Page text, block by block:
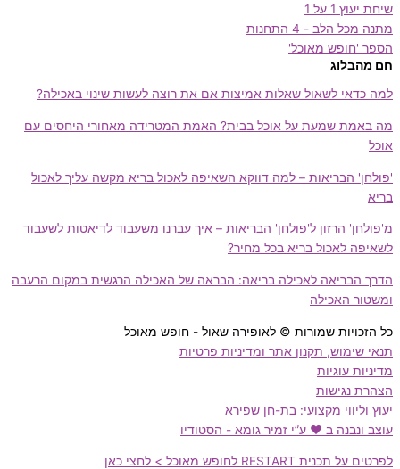
שיחת יעוץ 1 על 1
מתנה מכל הלב - 4 התחנות
הספר 'חופש מאוכל'
חם מהבלוג
למה כדאי לשאול שאלות אמיצות אם את רוצה לעשות שינוי באכילה?
מה באמת שמעת על אוכל בבית? האמת המטרידה מאחורי היחסים עם
אוכל
'פולחן' הבריאות – למה דווקא השאיפה לאכול בריא מקשה עליך לאכול
בריא
מ'פולחן' הרזון ל'פולחן' הבריאות – איך עברנו משעבוד לדיאטות לשעבוד
לשאיפה לאכול בריא בכל מחיר?
הדרך הבריאה לאכילה בריאה: הבראה של האכילה הרגשית במקום הרעבה
ומשטור האכילה
כל הזכויות שמורות © לאופירה שאול - חופש מאוכל
תנאי שימוש, תקנון אתר ומדיניות פרטיות
מדיניות עוגיות
הצהרת נגישות
יעוץ וליווי מקצועי: בת-חן שפירא
עוצב ונבנה ב ♥︎ ע”י זמיר גומא - הסטודיו
לפרטים על תכנית RESTART לחופש מאוכל > לחצי כאן